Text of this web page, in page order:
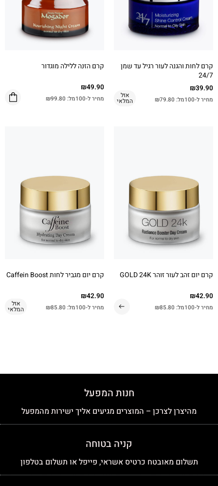
קרם לחות והגנה לעור רגיל עד שמן
24/7
₪39.90
מחיר ל-100מל: ₪79.80 אזל
המלאי
קרם הזנה ללילה מוגדור
₪49.90
מחיר ל-100מל: ₪99.80
קרם יום זהב לעור זוהר GOLD 24K
₪42.90
מחיר ל-100מל: ₪85.80
קרם יום מגביר לחות Caffein Boost
₪42.90
מחיר ל-100מל: ₪85.80 אזל
המלאי
חנות המפעל
מהיצרן לצרכן – המוצרים מגיעים אליך ישירות מהמפעל
קניה בטוחה
תשלום מאובטח כרטיס אשראי, פייפל או תשלום בטלפון